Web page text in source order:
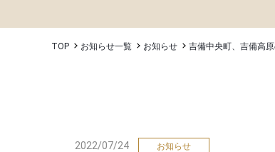
TOP お知らせ一覧 お知らせ 吉備中央町、吉備高
2022/07/24 お知らせ